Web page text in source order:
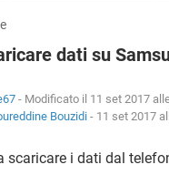
dati su
- Modificato il 11 set 2017
Bouzidi - 11 set 2017
scaricare i dati dal